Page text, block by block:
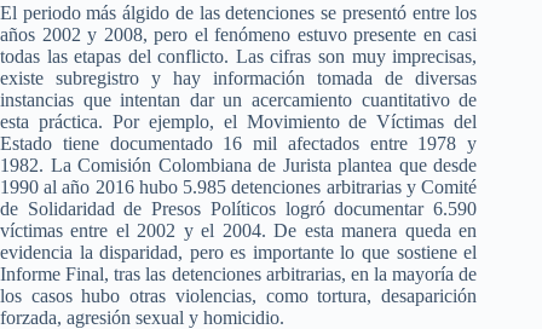
El periodo más álgido de las detenciones se presentó entre los
años 2002 y 2008, pero el fenómeno estuvo presente en casi
todas las etapas del conflicto. Las cifras son muy imprecisas,
existe subregistro y hay información tomada de diversas
instancias que intentan dar un acercamiento cuantitativo de
esta práctica. Por ejemplo, el Movimiento de Víctimas del
Estado tiene documentado 16 mil afectados entre 1978 y
1982. La Comisión Colombiana de Jurista plantea que desde
1990 al año 2016 hubo 5.985 detenciones arbitrarias y Comité
de Solidaridad de Presos Políticos logró documentar 6.590
víctimas entre el 2002 y el 2004. De esta manera queda en
evidencia la disparidad, pero es importante lo que sostiene el
Informe Final, tras las detenciones arbitrarias, en la mayoría de
los casos hubo otras violencias, como tortura, desaparición
forzada, agresión sexual y homicidio.